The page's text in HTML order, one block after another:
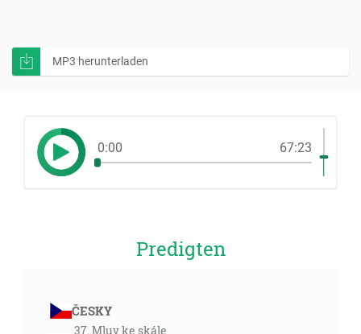
MP3 herunterladen
0:00 67:23
Predigten
ČESKY
37. Mluv ke skále